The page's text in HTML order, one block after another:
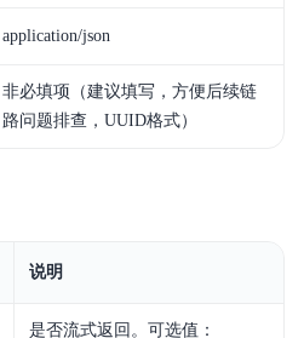
application/json
非必填项（建议填写，方便后续链
路问题排查，UUID格式）
说明
是否流式返回。可选值：